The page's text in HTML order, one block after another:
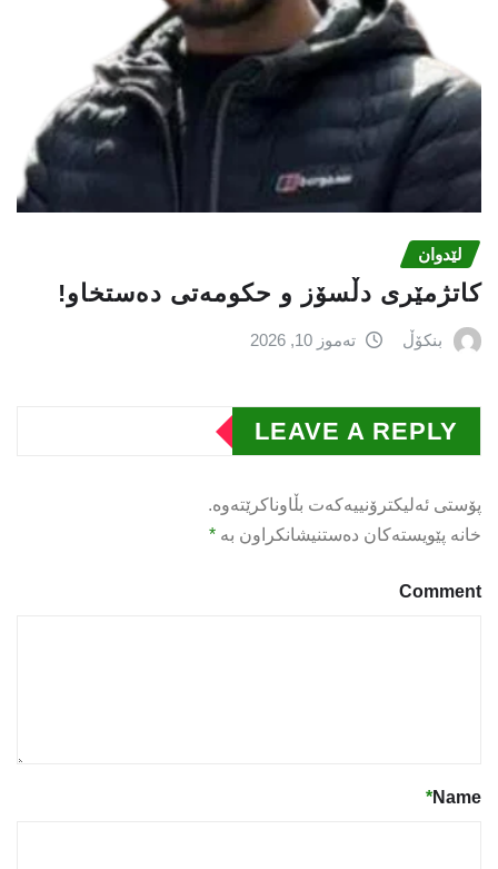
لێدوان
کاتژمێری دڵسۆز و حکومەتی دەستخاو!
بنکۆڵ تەموز 10, 2026
LEAVE A REPLY
پۆستی ئەلیکترۆنییەکەت بڵاوناکرێتەوە.
خانە پێویستەکان دەستنیشانکراون بە *
Comment
Name
*